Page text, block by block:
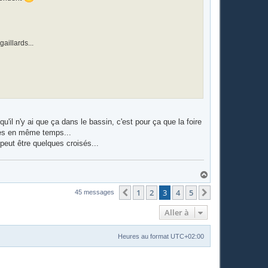
n'y ai que ça dans le bassin, c'est pour ça que la foire
en même temps...
être quelques croisés...
a
t
45 messages Précédente
1 2 3 4 5
Aller à
Heures au format UTC+02:00